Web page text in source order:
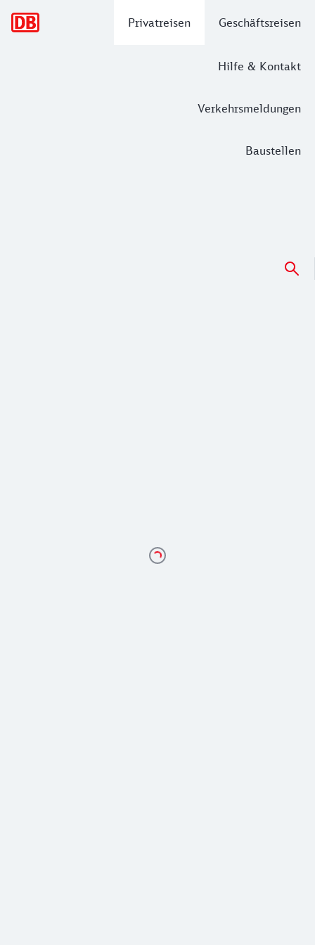
Privatreisen Geschäftsreisen
Hilfe & Kontakt
Verkehrsmeldungen
Baustellen